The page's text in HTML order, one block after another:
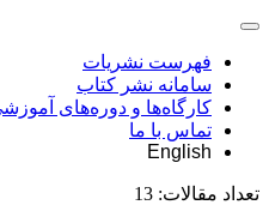
فهرست نشریات
سامانه نشر کتاب
کارگاه‌ها و دوره‌های
تماس با ما
English
تعداد مقالات: 13